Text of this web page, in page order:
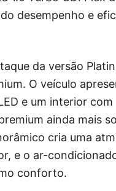
desempenho e
da versão
O veículo
e um interior com
ainda mais
cria uma
e o ar-
conforto.